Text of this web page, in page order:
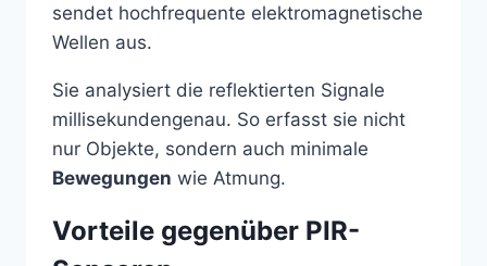
sendet hochfrequente elektromagnetische
Wellen aus.
Sie analysiert die reflektierten Signale
millisekundengenau. So erfasst sie nicht
nur Objekte, sondern auch minimale
Bewegungen wie Atmung.
Vorteile gegenüber PIR-